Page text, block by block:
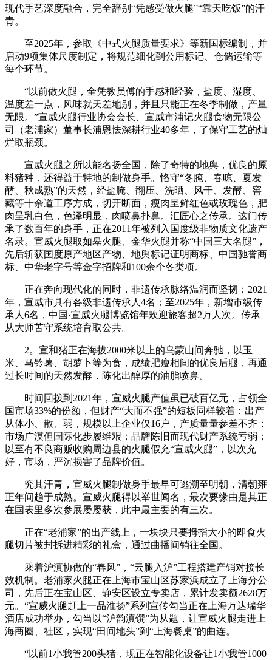
现代手艺深度融合，完全辞别“凭感受做火腿”“靠天吃饭”的汗
青。
至2025年，参取《中式火腿质量要求》等新国标编制，并
启动9项集体尺度制定，将规范细化到公用标记、仓储运输等
每个环节。
“以前做火腿，全凭教员傅的手感和经验，盐度、湿度、
温度差一点，风味就天差地别，并且只能正在冬季制做，产量
无限。”宣威火腿行业协会会长、宣威市浦记火腿食物无限公
司（老浦家）董事长浦恩怯深耕行业40多年，了保守工艺的灿
烂取瓶颈。
宣威火腿之所以能名扬全国，除了奇特的地舆，优良的原
料猪种，还得益于特地的制做身手。恪守“冬腌、春晾、夏发
酵、秋成熟”的天然，经盐腌、翻压、洗晒、风干、发酵、窖
藏等十余道工序方成，切开断面，瘦肉呈鲜红色或玫瑰色，肥
肉呈乳白色，色泽明显，肉喷鼻扑鼻。汇匠心之传承。这门传
承了数百年的身手，正在2011年被列入国度级非物质文化遗产
名录。宣威火腿取如皋火腿、金华火腿并称“中国三大名腿”，
先后斩获国度原产地区产物、地舆标记证明商标、中国驰誉商
标、中华老字号等金字招牌和100余个各类项。
正在奔向现代化的同时，非遗传承脉络温润而坚韧：2021
年，宣威市具有各级非遗传承人4名；至2025年，新增市级传
承人6名，中国·宣威火腿博览馆年欢迎旅客超2万人次。传承
从大师苦守系统培育取公共。
2。宣和猪正在海拔2000米以上的乌蒙山间奔驰，以玉
米、马铃薯、胡萝卜等为食，成绩肥瘦相间的优良后腿，再通
过长时间的天然发酵，陈化出醇厚的油脂喷鼻。
时间回拨到2021年，宣威火腿产值虽已破百亿元，占领全
国市场33%的份额，但财产“大而不强”的短板同样较着：出产
从体小、散、弱，规模以上企业仅16户，产质量量参差不齐；
市场广漠但国际化步履维艰；品牌陈旧而现代财产系统亏弱；
以至有不良商贩收购周边县的火腿假充“宣威火腿”，以次充
好，市场，严沉损害了品牌价值。
究其汗青，宣威火腿制做身手最早可逃溯至明朝，清朝雍
正年间趋于成熟。宣威火腿得以举世闻名，最次要缘由是其正
在国表里多次参展屡屡获，此中最主要的有三次。
正在“老浦家”的出产线上，一块块只要拇指大小的即食火
腿切片被封拆进精彩的礼盒，通过曲播间销往全国。
乘着沪滇协做的“春风”，“云腿入沪”工程搭建产销对接长
效机制。老浦家火腿正在上海市宝山区苏家浜成立了上海分公
司，先后正在宝山区、静安区设立专卖店，累计发卖额2628万
元。“宣威火腿赶上一品淮扬”系列宣传勾当正在上海万达瑞华
酒店成功举办，勾当以“沪韵滇馔”为从题，让宣威火腿走进上
海商圈、社区，实现“田间地头”到“上海餐桌”的曲连。
“以前1小我管200头猪，现正在智能化设备让1小我管1000